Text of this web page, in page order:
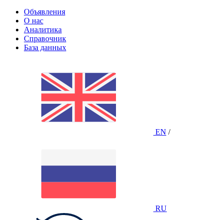
Объявления
О нас
Аналитика
Справочник
База данных
EN /
RU